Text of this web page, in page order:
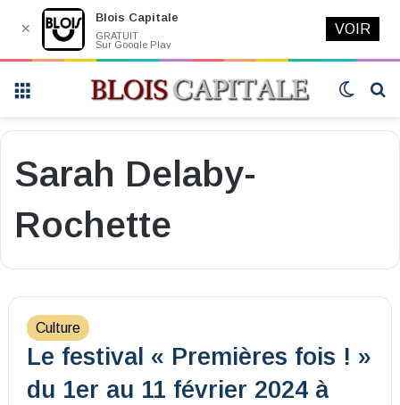
Switch
Sarah Delaby-
Rochette
Culture
Le festival « Premières fois ! »
du 1er au 11 février 2024 à
✕
Blois Capitale
GRATUIT
Sur Google Play
VOIR